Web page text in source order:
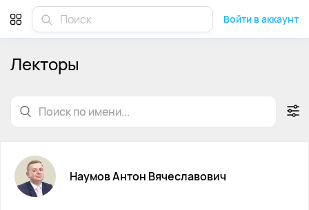
Войти в аккаунт
Лекторы
НаумовАнтон Вячеславович
Лекторы Medpoint